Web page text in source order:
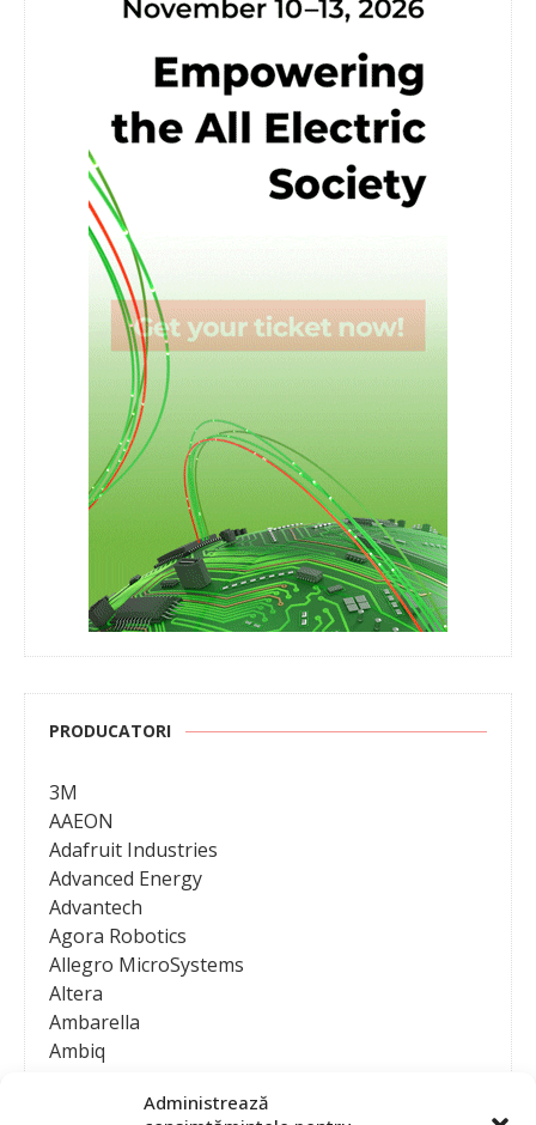
Administrează
PRODUCATORI
3M
AAEON
Adafruit Industries
Advanced Energy
Advantech
Agora Robotics
Allegro MicroSystems
Altera
Ambarella
Ambiq